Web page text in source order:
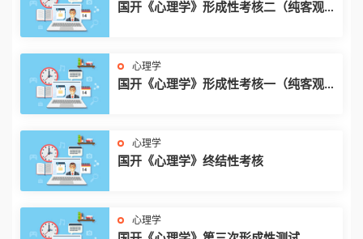
国开《心理学》形成性考核二（纯客观
心理学
国开《心理学》形成性考核一（纯客观
心理学
国开《心理学》终结性考核
心理学